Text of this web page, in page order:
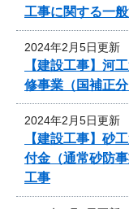
工事に関する一
2024年2月5日更新
【建設工事】河
修事業（国補正
2024年2月5日更新
【建設工事】砂
付金（通常砂防
工事